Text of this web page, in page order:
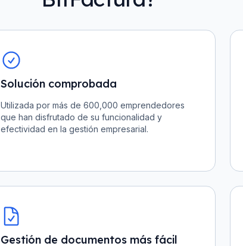
Solución comprobada
Utilizada por más de 600,000 emprendedores
que han disfrutado de su funcionalidad y
efectividad en la gestión empresarial.
Gestión de documentos más fácil